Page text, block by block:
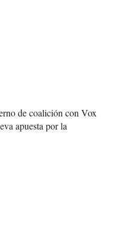
de coalición con Vox
apuesta por la